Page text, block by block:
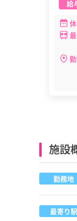
給
施設
勤務地
最寄り駅